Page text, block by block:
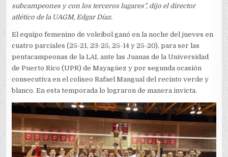
subcampeones y con los terceros lugares”, dijo el director
atlético de la UAGM, Edgar Díaz.
El equipo femenino de voleibol ganó en la noche del jueves en
cuatro parciales (25-21, 23-25, 25-14 y 25-20), para ser las
pentacampeonas de la LAI, ante las Juanas de la Universidad
de Puerto Rico (UPR) de Mayagüez y por segunda ocasión
consecutiva en el coliseo Rafael Mangual del recinto verde y
blanco. En esta temporada lo lograron de manera invicta.